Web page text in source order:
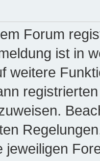
Forum
ist in
weitere
jeweiligen